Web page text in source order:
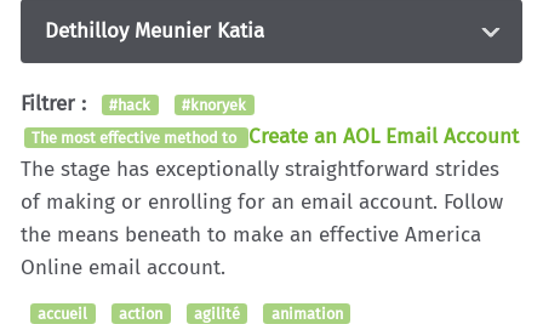
Dethilloy Meunier Katia
Filtrer : #hack
#knoryek
The most effective method to Create an AOL Email Account
The stage has exceptionally straightforward strides
of making or enrolling for an email account. Follow
the means beneath to make an effective America
Online email account.
accueil action agilité
animation